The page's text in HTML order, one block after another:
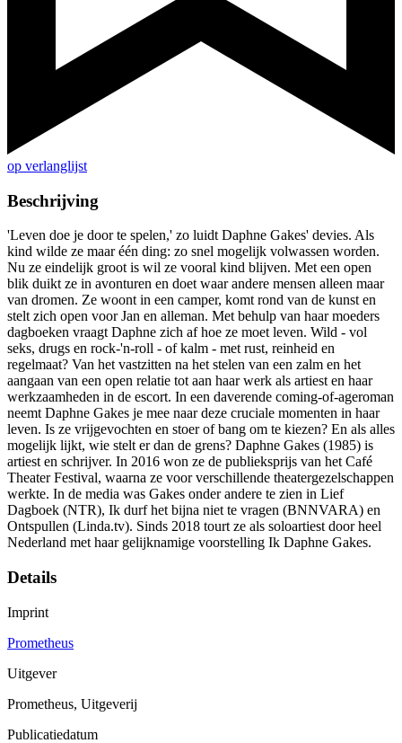
op verlanglijst
Beschrijving
'Leven doe je door te spelen,' zo luidt Daphne Gakes' devies. Als
kind wilde ze maar één ding: zo snel mogelijk volwassen worden.
Nu ze eindelijk groot is wil ze vooral kind blijven. Met een open
blik duikt ze in avonturen en doet waar andere mensen alleen maar
van dromen. Ze woont in een camper, komt rond van de kunst en
stelt zich open voor Jan en alleman. Met behulp van haar moeders
dagboeken vraagt Daphne zich af hoe ze moet leven. Wild - vol
seks, drugs en rock-'n-roll - of kalm - met rust, reinheid en
regelmaat? Van het vastzitten na het stelen van een zalm en het
aangaan van een open relatie tot aan haar werk als artiest en haar
werkzaamheden in de escort. In een daverende coming-of-ageroman
neemt Daphne Gakes je mee naar deze cruciale momenten in haar
leven. Is ze vrijgevochten en stoer of bang om te kiezen? En als alles
mogelijk lijkt, wie stelt er dan de grens? Daphne Gakes (1985) is
artiest en schrijver. In 2016 won ze de publieksprijs van het Café
Theater Festival, waarna ze voor verschillende theatergezelschappen
werkte. In de media was Gakes onder andere te zien in Lief
Dagboek (NTR), Ik durf het bijna niet te vragen (BNNVARA) en
Ontspullen (Linda.tv). Sinds 2018 tourt ze als soloartiest door heel
Nederland met haar gelijknamige voorstelling Ik Daphne Gakes.
Details
Imprint
Prometheus
Uitgever
Prometheus, Uitgeverij
Publicatiedatum